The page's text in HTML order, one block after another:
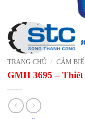
TRANG CHỦ / CẢM
GMH 3695 –